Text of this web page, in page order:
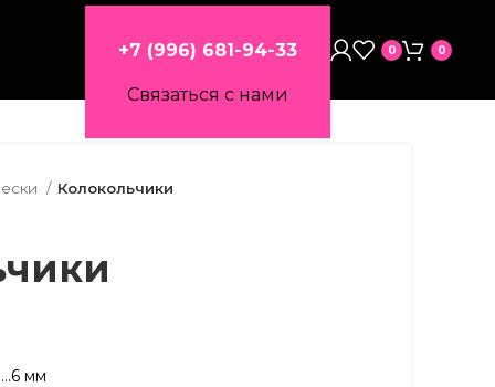
+7 (996) 681-94-33
Связаться с нами
0 0
Колокольчики
мм